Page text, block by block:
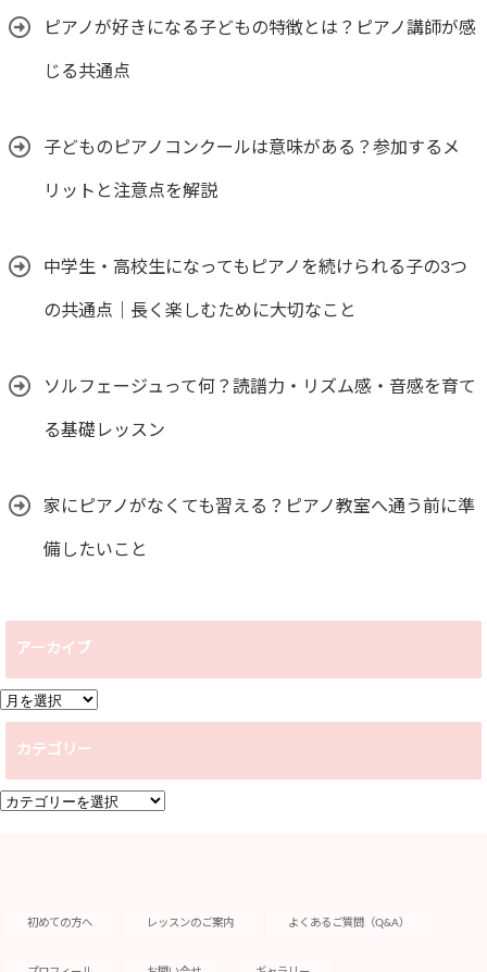
ピアノが好きになる子どもの特徴とは？ピアノ講師が感
じる共通点
子どものピアノコンクールは意味がある？参加するメ
リットと注意点を解説
中学生・高校生になってもピアノを続けられる子の3つ
の共通点｜長く楽しむために大切なこと
ソルフェージュって何？読譜力・リズム感・音感を育て
る基礎レッスン
家にピアノがなくても習える？ピアノ教室へ通う前に準
備したいこと
アーカイブ
ア
イ
ブ
カテゴリー
カ
初めての方へ レッスンのご案内 よくあるご質問（Q&A）